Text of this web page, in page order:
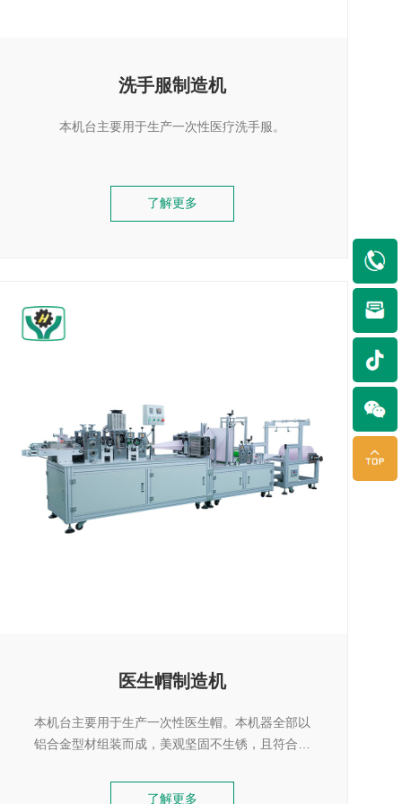
洗手服制造机
本机台主要用于生产一次性医疗洗手服。
了解更多
医生帽制造机
本机台主要用于生产一次性医生帽。本机器全部以
铝合金型材组装而成，美观坚固不生锈，且符合人
了解更多